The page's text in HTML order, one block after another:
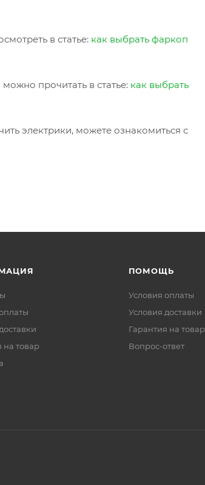
в статье: как выбрать фаркоп
прочитать в статье: как выбрать
электрики, можете ознакомиться с
на товар
ПОМОЩЬ
Условия оплаты
Условия доставки
Гарантия на товар
Вопрос-ответ